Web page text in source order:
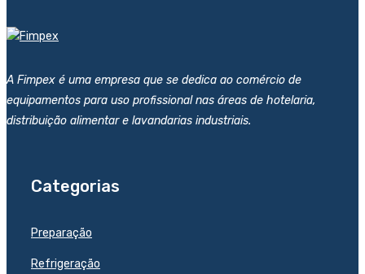
A Fimpex é uma empresa que se dedica ao comércio de
equipamentos para uso profissional nas áreas de hotelaria,
distribuição alimentar e lavandarias industriais.
Categorias
Preparação
Refrigeração